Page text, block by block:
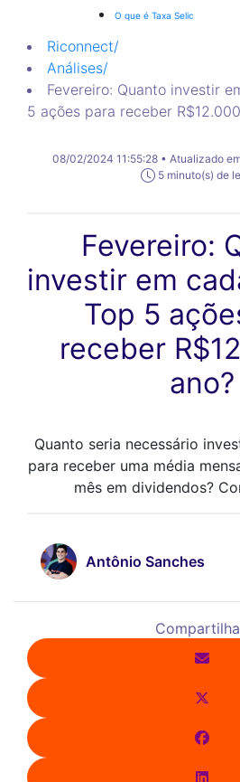
O que é Taxa Selic
Riconnect/
Análises/
Fevereiro: Quanto investir
5 ações para receber
08/02/2024 11:55:28 • Atualizado
5 minuto(s) de
Fevereiro:
investir em
Top 5
receber
ano?
Quanto seria necessário
para receber uma média
mês em dividendos?
Antônio Sanches